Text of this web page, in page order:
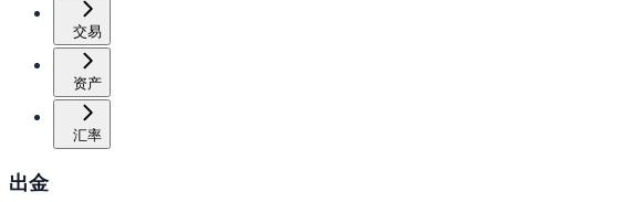
交易
资产
汇率
出金